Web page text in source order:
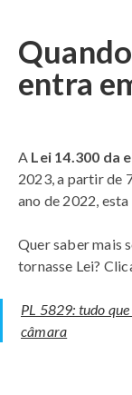
entra
A Lei 14.300 da
2023, a partir de
ano de 2022,
Quer saber mais
tornasse Lei?
PL 5829: tudo
câmara